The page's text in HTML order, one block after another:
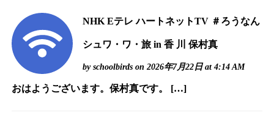
NHK Eテレ ハートネットTV ＃ろうなん
シュワ・ワ・旅 in 香 川 保村真
byschoolbirds on 2026年7月22日 at 4:14 AM
おはようございます。保村真です。 […]